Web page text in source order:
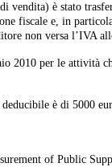
vendita) è stato
fiscale e, in
non versa l’IVA
2010 per le attività
è di 5000
of Public